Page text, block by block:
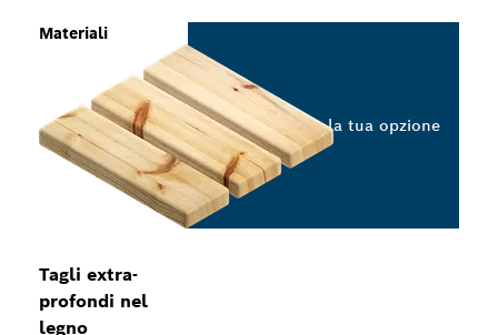
Tagli extra-
profondi nel
legno
Materiali
Seleziona la tua opzione